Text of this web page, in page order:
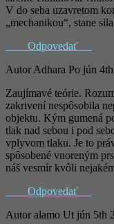
V do seba uzavretom
„mechanikou“, stane
Odpovedať
Autor Adhara Po jún
Zaujímavé teórie.
zakrivení nespôsobila
objektu. Kým gumená
tlak nad sebou i pod
vplyvom tlaku. Je to
spôsobené vnoreným
náš vesmír kvôli
Odpovedať
Autor alamo Ut jún 5th